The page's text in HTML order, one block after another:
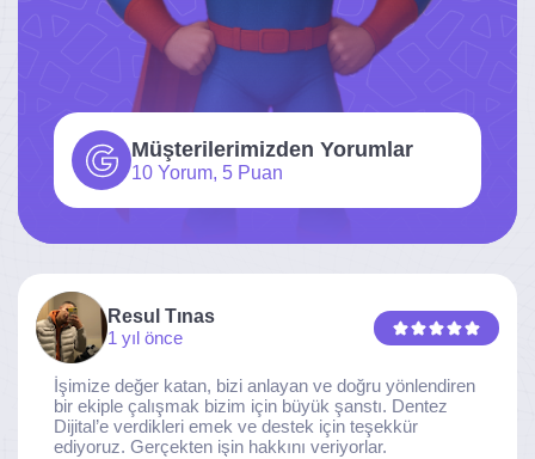
Müşterilerimizden Yorumlar
10 Yorum, 5 Puan
Resul Tınas
1 yıl önce
İşimize değer katan, bizi anlayan ve doğru yönlendiren
bir ekiple çalışmak bizim için büyük şanstı. Dentez
Dijital’e verdikleri emek ve destek için teşekkür
ediyoruz. Gerçekten işin hakkını veriyorlar.